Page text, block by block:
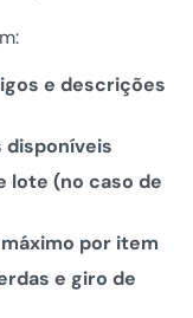
e descrições
disponíveis
lote (no caso de
por item
e giro de